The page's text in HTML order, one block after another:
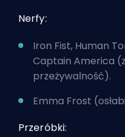
Nerfy:
Iron Fist, Human
Captain America
przeżywalność).
Emma Frost
Przeróbki: